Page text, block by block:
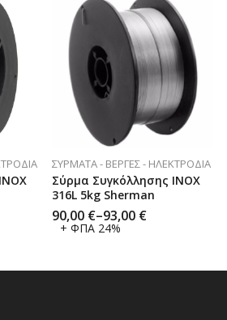
ΣΎΡΜΑΤΑ - ΒΈΡΓΕΣ - ΗΛΕΚΤΡΌΔΙΑ
Σύρμα Συγκόλλησης INOX
316L 5kg Sherman
90,00 €–93,00 €
+ ΦΠΑ 24%